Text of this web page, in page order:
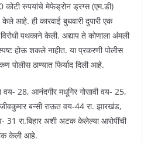
कोटी रुपयांचे मेफेड्रोन ड्रग्स (एम.डी)
आहे. ही कारवाई बुधवारी दुपारी एक
पथकाने केली. अद्याप ते कोणाला अंमली
होऊ शकले नाहीत. या प्रकरणी पोलीस
पोलीस ठाण्यात फिर्याद दिली आहे.
28, आनंदगीर मधूगिर गोसावी वय- 25,
बन्सी राऊत वय-44 रा. झारखंड,
31 रा.बिहार अशी अटक केलेल्या आरोपींची
केली आहे.